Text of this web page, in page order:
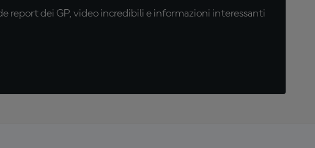
report dei GP, video incredibili e informazioni interessanti